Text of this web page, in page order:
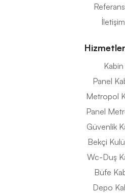
İletişim
Kabin
Panel
Metropol
Panel
Güvenlik
Bekçi
Wc-Duş
Büfe
Depo